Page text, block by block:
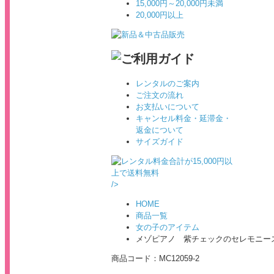
15,000円～20,000円未満
20,000円以上
レンタルのご案内
ご注文の流れ
お支払いについて
キャンセル料金・延滞金・
返金について
サイズガイド
/>
HOME
商品一覧
女の子のアイテム
メゾピアノ 紫チェックのセレモニ
商品コード： MC12059-2